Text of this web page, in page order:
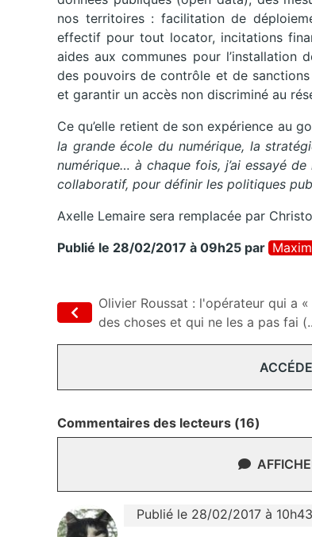
nos territoires : facilitation de
effectif pour tout locator, incitations
aides aux communes pour l’installation
des pouvoirs de contrôle et de sanctions
et garantir un accès non discriminé au
Ce qu’elle retient de son expérience au
la grande école du numérique, la
numérique… à chaque fois, j’ai essayé
collaboratif, pour définir les politiques
Axelle Lemaire sera remplacée par
Publié le 28/02/2017 à 09h25 par
Olivier Roussat : l'opérateur qui a
des choses et qui ne les a pas fai
Commentaires des lecteurs (16)
Publié le 28/02/2017 à 10h43